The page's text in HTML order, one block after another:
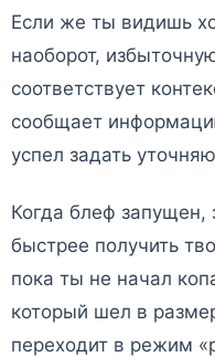
Если же ты видишь
наоборот,
соответствует
сообщает
успел задать
Когда блеф
быстрее получить
пока ты не начал
который шел в
переходит в режим